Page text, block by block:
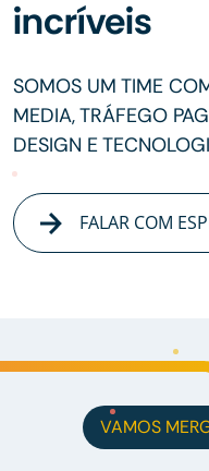
incríveis
SOMOS UM TIME
MEDIA, TRÁFEGO
DESIGN E
FALAR COM
VAMOS